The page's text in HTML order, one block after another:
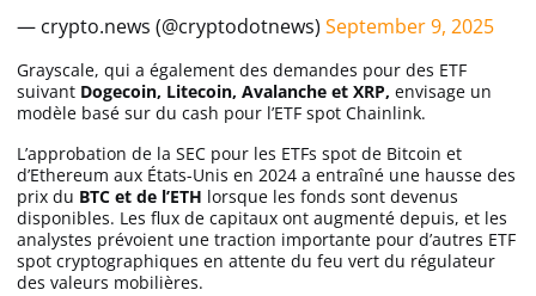
— crypto.news (@cryptodotnews) September 9, 2025
Grayscale, qui a également des demandes pour des ETF
suivant Dogecoin, Litecoin, Avalanche et XRP, envisage un
modèle basé sur du cash pour l’ETF spot Chainlink.
L’approbation de la SEC pour les ETFs spot de Bitcoin et
d’Ethereum aux États-Unis en 2024 a entraîné une hausse des
prix du BTC et de l’ETH lorsque les fonds sont devenus
disponibles. Les flux de capitaux ont augmenté depuis, et les
analystes prévoient une traction importante pour d’autres ETF
spot cryptographiques en attente du feu vert du régulateur
des valeurs mobilières.